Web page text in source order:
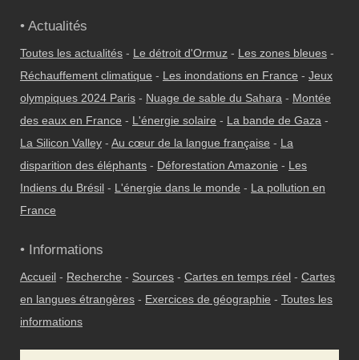
• Actualités
Toutes les actualités - Le détroit d'Ormuz - Les zones bleues -
Réchauffement climatique - Les inondations en France - Jeux
olympiques 2024 Paris - Nuage de sable du Sahara - Montée
des eaux en France - L'énergie solaire - La bande de Gaza -
La Silicon Valley - Au cœur de la langue française - La
disparition des éléphants - Déforestation Amazonie - Les
Indiens du Brésil - L'énergie dans le monde - La pollution en
France
• Informations
Accueil - Recherche - Sources - Cartes en temps réel - Cartes
en langues étrangères - Exercices de géographie - Toutes les
informations